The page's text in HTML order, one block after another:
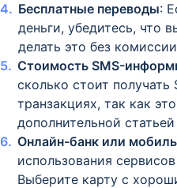
Бесплатные переводы:
деньги, убедитесь, что
делать это без
Стоимость SMS-
сколько стоит
транзакциях, так как
дополнительной
Онлайн-банк или
использования
Выберите карту с